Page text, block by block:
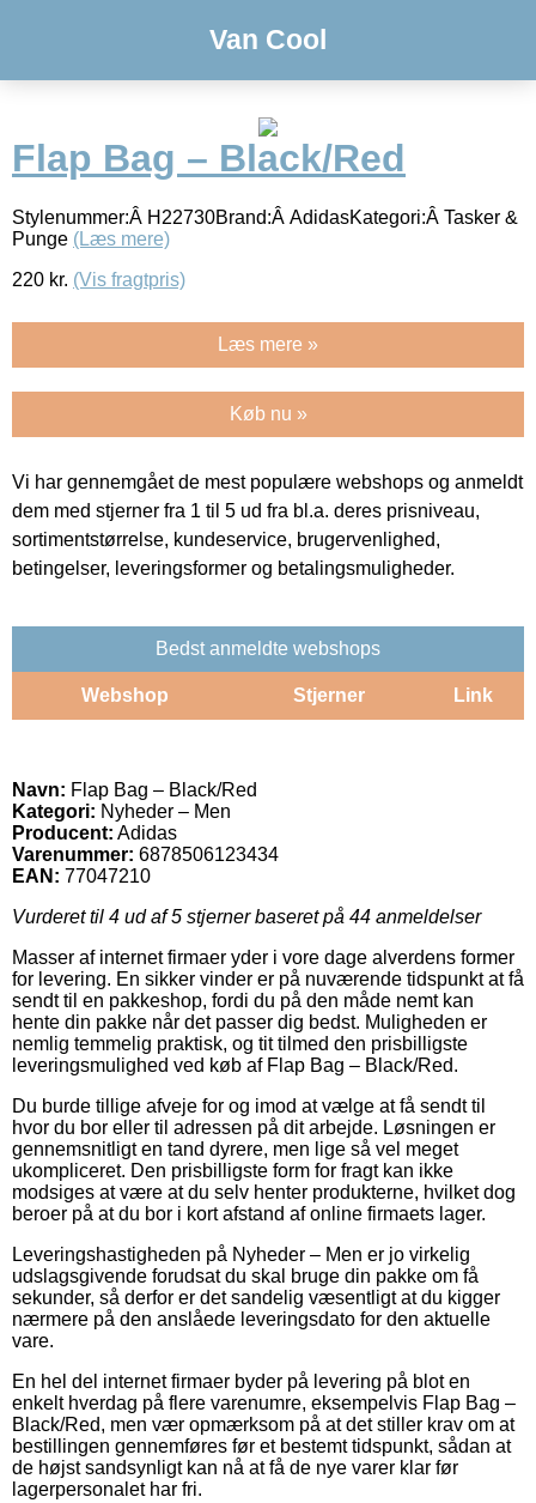
Van Cool
Flap Bag – Black/Red
Stylenummer:Â H22730Brand:Â AdidasKategori:Â Tasker &
Punge (Læs mere)
220 kr. (Vis fragtpris)
Læs mere »
Køb nu »
Vi har gennemgået de mest populære webshops og anmeldt
dem med stjerner fra 1 til 5 ud fra bl.a. deres prisniveau,
sortimentstørrelse, kundeservice, brugervenlighed,
betingelser, leveringsformer og betalingsmuligheder.
Bedst anmeldte webshops
Webshop Stjerner Link
Navn: Flap Bag – Black/Red
Kategori: Nyheder – Men
Producent: Adidas
Varenummer: 6878506123434
EAN: 77047210
Vurderet til 4 ud af 5 stjerner baseret på 44 anmeldelser
Masser af internet firmaer yder i vore dage alverdens former
for levering. En sikker vinder er på nuværende tidspunkt at få
sendt til en pakkeshop, fordi du på den måde nemt kan
hente din pakke når det passer dig bedst. Muligheden er
nemlig temmelig praktisk, og tit tilmed den prisbilligste
leveringsmulighed ved køb af Flap Bag – Black/Red.
Du burde tillige afveje for og imod at vælge at få sendt til
hvor du bor eller til adressen på dit arbejde. Løsningen er
gennemsnitligt en tand dyrere, men lige så vel meget
ukompliceret. Den prisbilligste form for fragt kan ikke
modsiges at være at du selv henter produkterne, hvilket dog
beroer på at du bor i kort afstand af online firmaets lager.
Leveringshastigheden på Nyheder – Men er jo virkelig
udslagsgivende forudsat du skal bruge din pakke om få
sekunder, så derfor er det sandelig væsentligt at du kigger
nærmere på den anslåede leveringsdato for den aktuelle
vare.
En hel del internet firmaer byder på levering på blot en
enkelt hverdag på flere varenumre, eksempelvis Flap Bag –
Black/Red, men vær opmærksom på at det stiller krav om at
bestillingen gennemføres før et bestemt tidspunkt, sådan at
de højst sandsynligt kan nå at få de nye varer klar før
lagerpersonalet har fri.